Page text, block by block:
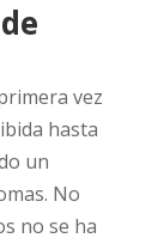
vez
hasta
un
No
no se ha